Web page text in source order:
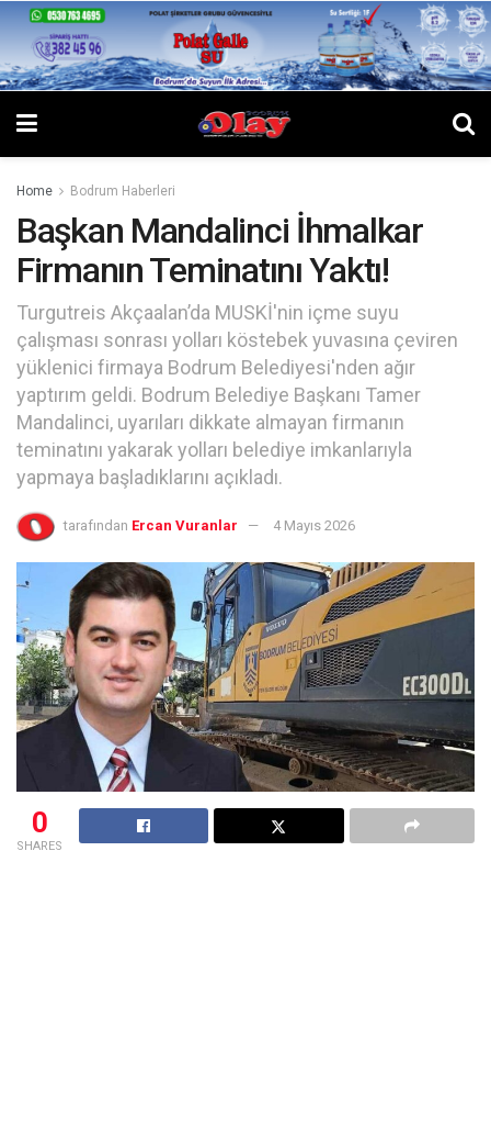
Home Bodrum Haberleri
Başkan Mandalinci İhmalkar
Firmanın Teminatını Yaktı!
Turgutreis Akçaalan’da MUSKİ'nin içme suyu
çalışması sonrası yolları köstebek yuvasına çeviren
yüklenici firmaya Bodrum Belediyesi'nden ağır
yaptırım geldi. Bodrum Belediye Başkanı Tamer
Mandalinci, uyarıları dikkate almayan firmanın
teminatını yakarak yolları belediye imkanlarıyla
yapmaya başladıklarını açıkladı.
tarafından Ercan Vuranlar 4 Mayıs 2026
0
SHARES